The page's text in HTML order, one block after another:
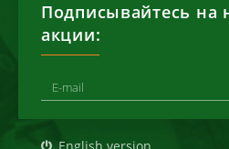
Подписывайтесь на
акции: